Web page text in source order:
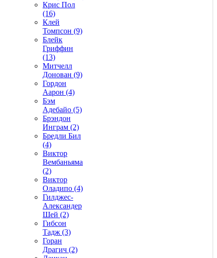
Крис Пол
(16)
Клей
Томпсон (9)
Блейк
Гриффин
(13)
Митчелл
Донован (9)
Гордон
Аарон (4)
Бэм
Адебайо (5)
Брэндон
Инграм (2)
Бредли Бил
(4)
Виктор
Вембаньяма
(2)
Виктор
Оладипо (4)
Гилджес-
Александер
Шей (2)
Гибсон
Тадж (3)
Горан
Драгич (2)